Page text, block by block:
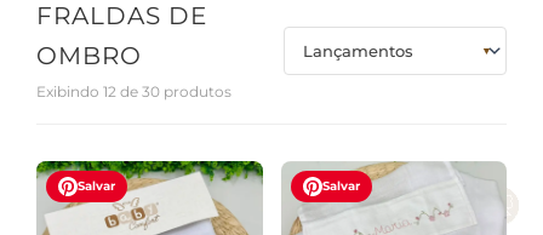
FRALDAS DE
OMBRO
Exibindo 12 de 30 produtos
Salvar Salvar